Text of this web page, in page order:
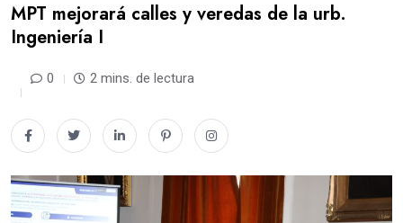
MPT mejorará calles y veredas de la urb.
Ingeniería I
0 2 mins. de lectura